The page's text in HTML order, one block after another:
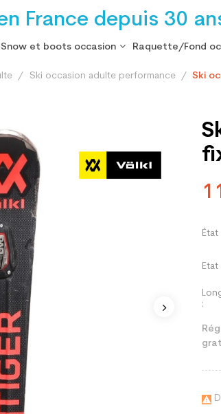
France depuis 30
Snow et boots occasion Raquette/Fond
Ski occasion adulte performance Ski
État
:
